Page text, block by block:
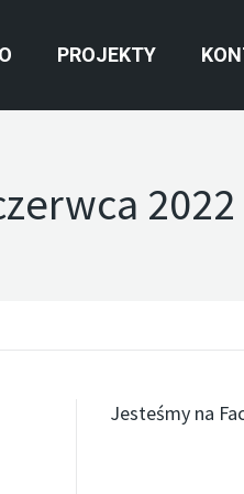
PROJEKTY
2022
Jesteśmy na